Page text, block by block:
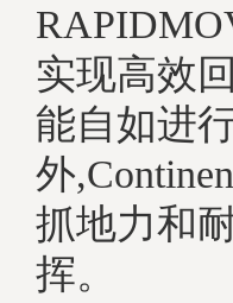
实现高效
能自如进
外
抓地力和
挥。